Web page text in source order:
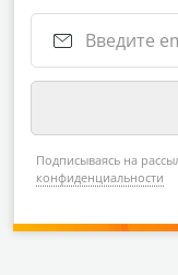
Подписываясь на
конфиденциальности